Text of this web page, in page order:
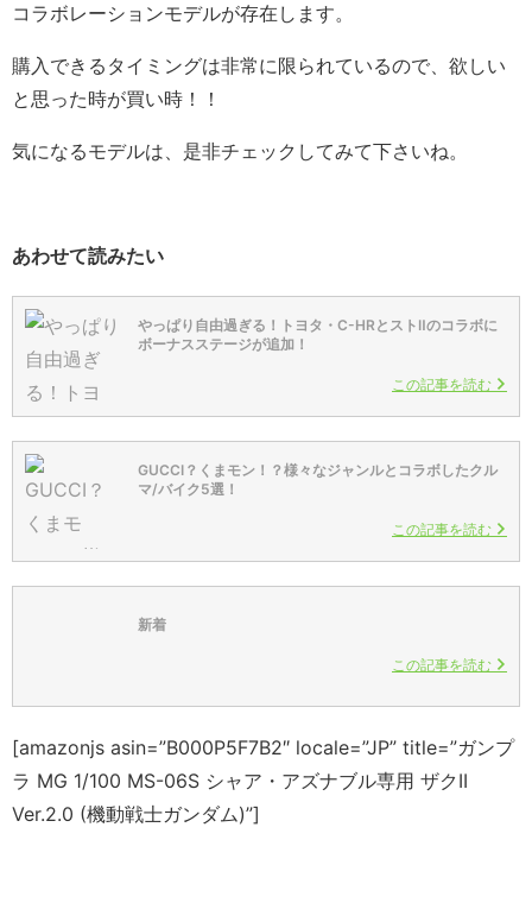
コラボレーションモデルが存在します。
購入できるタイミングは非常に限られているので、欲しい
と思った時が買い時！！
気になるモデルは、是非チェックしてみて下さいね。
あわせて読みたい
やっぱり自由過ぎる！トヨタ・C-HRとストⅡのコラボに
ボーナスステージが追加！
この記事を読む
GUCCI？くまモン！？様々なジャンルとコラボしたクル
マ/バイク5選！
この記事を読む
新着
この記事を読む
[amazonjs asin=”B000P5F7B2″ locale=”JP” title=”ガンプ
ラ MG 1/100 MS-06S シャア・アズナブル専用 ザクII
Ver.2.0 (機動戦士ガンダム)”]